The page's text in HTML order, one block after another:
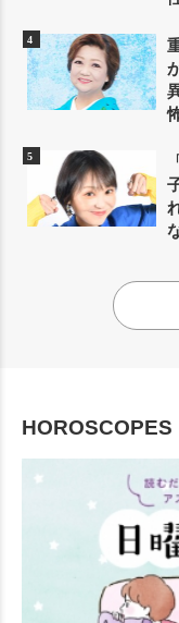
HOROSCOPES